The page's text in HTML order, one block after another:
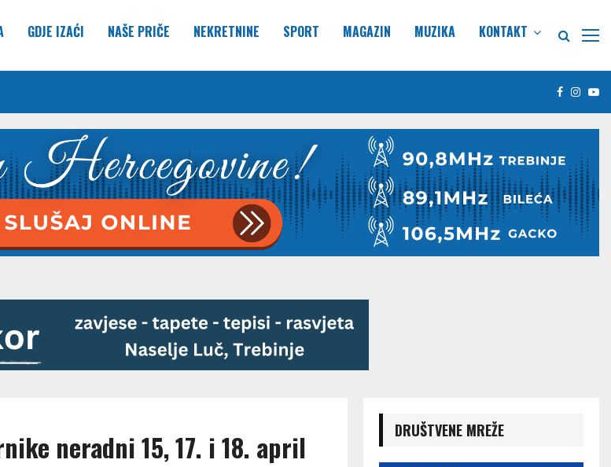
GDJE IZAĆI NAŠE PRIČE NEKRETNINE SPORT MAGAZIN MUZIKA KONTAKT
Facebook
neradni 15, 17. i 18. april DRUŠTVENE MREŽE